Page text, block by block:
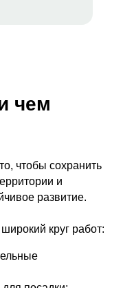
чем
чтобы сохранить
и
развитие.
круг работ: